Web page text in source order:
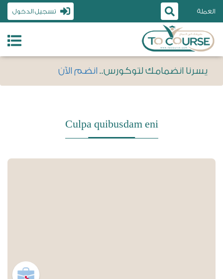
العملة تسجيل الدخول
يسرنا انضمامك لتوكورس.. انضم الآن
Culpa quibusdam eni